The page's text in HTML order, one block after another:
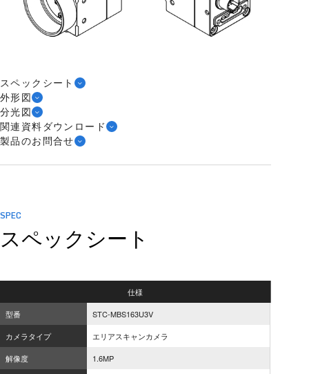
スペックシート
外形図
分光図
関連資料ダウンロード
製品のお問合せ
SPEC
スペックシート
仕様
型番
STC-MBS163U3V
カメラタイプ
エリアスキャンカメラ
解像度
1.6MP